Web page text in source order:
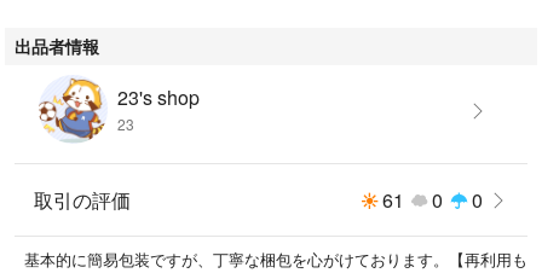
出品者情報
23's shop
23
取引の評価 61 0 0
基本的に簡易包装ですが、丁寧な梱包を心がけております。【再利用も